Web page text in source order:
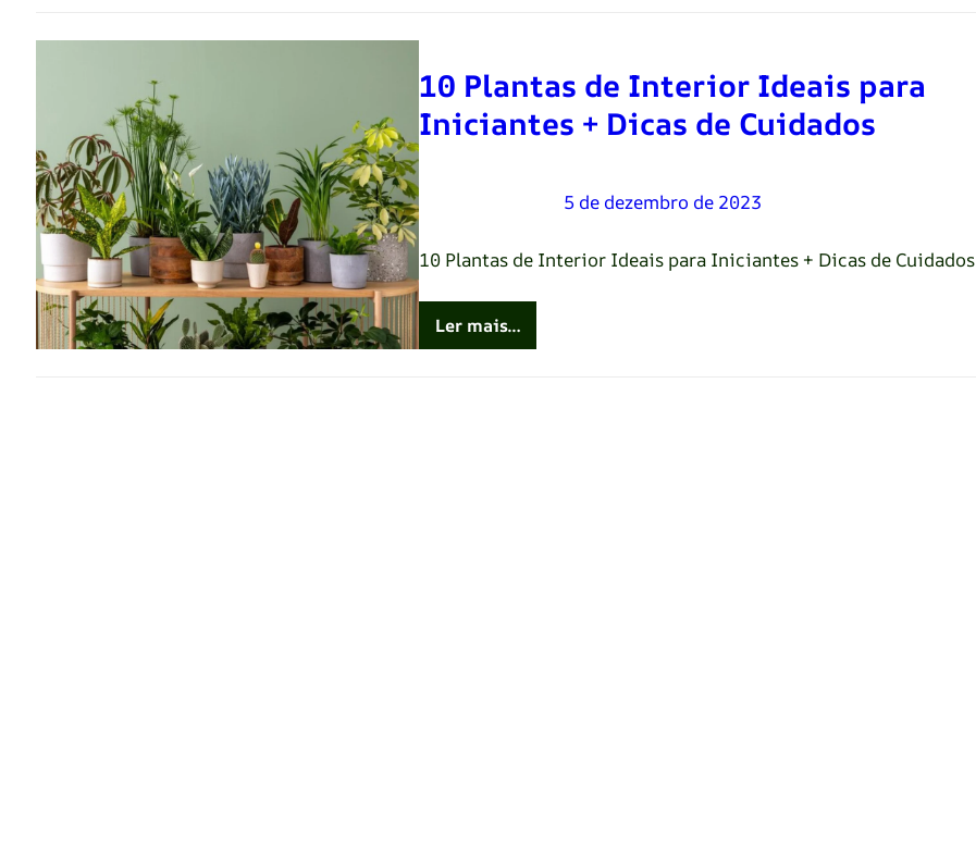
10 Plantas de Interior Ideais para
Iniciantes + Dicas de Cuidados
Renato Oliveira 5 de dezembro de 2023
10 Plantas de Interior Ideais para Iniciantes + Dicas de Cuidados
Ler mais…